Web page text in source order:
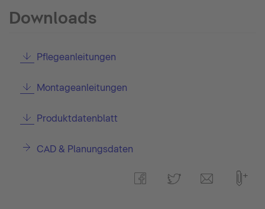
Downloads
Pflegeanleitungen
Montageanleitungen
Produktdatenblatt
CAD & Planungsdaten